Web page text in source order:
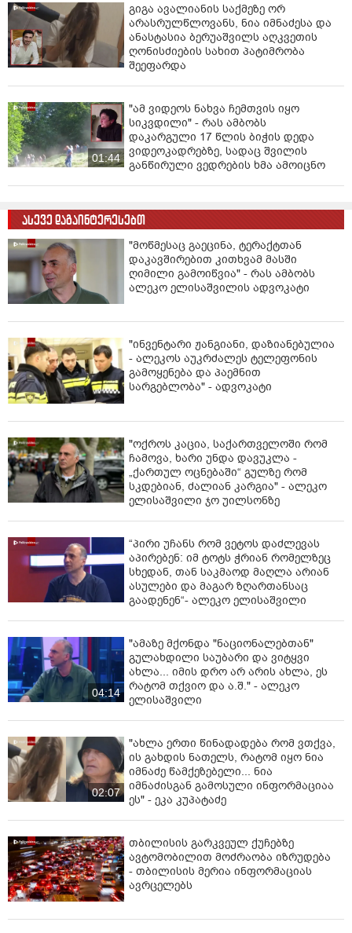
გიგა ავალიანის საქმეზე ორ
არასრულწლოვანს, ნია იმნაძესა და
ანასტასია ბერუაშვილს აღკვეთის
ღონისძიების სახით პატიმრობა
შეეფარდა
01:44
"ამ ვიდეოს ნახვა ჩემთვის იყო
სიკვდილი" - რას ამბობს
დაკარგული 17 წლის ბიჭის დედა
ვიდეოკადრებზე, სადაც შვილის
განწირული ვედრების ხმა ამოიცნო
ასევე დაგაინტერესებთ
"მოწმესაც გაეცინა, ტერაქტთან
დაკავშირებით კითხვამ მასში
ღიმილი გამოიწვია" - რას ამბობს
ალეკო ელისაშვილის ადვოკატი
"ინვენტარი ჟანგიანი, დაზიანებულია
- ალეკოს აუკრძალეს ტელეფონის
გამოყენება და პაემნით
სარგებლობა" - ადვოკატი
"ოქროს კაცია, საქართველოში რომ
ჩამოვა, ხარი უნდა დავუკლა -
„ქართულ ოცნებაში“ გულზე რომ
სკდებიან, ძალიან კარგია" - ალეკო
ელისაშვილი ჯო უილსონზე
“პირი უჩანს რომ ვეტოს დაძლევას
აპირებენ: იმ ტოტს ჭრიან რომელზეც
სხედან, თან საკმაოდ მაღლა არიან
ასულები და მაგარ ზღართანსაც
გაადენენ“- ალეკო ელისაშვილი
04:14
"ამაზე მქონდა "ნაციონალებთან"
გულახდილი საუბარი და ვიტყვი
ახლა... იმის დრო არ არის ახლა, ეს
რატომ თქვიო და ა.შ." - ალეკო
ელისაშვილი
02:07
"ახლა ერთი წინადადება რომ ვთქვა,
ის გახდის ნათელს, რატომ იყო ნია
იმნაძე წამქეზებელი... ნია
იმნაძისგან გამოსული ინფორმაციაა
ეს" - ეკა კუპატაძე
თბილისის გარკვეულ ქუჩებზე
ავტომობილით მოძრაობა იზრუდება
- თბილისის მერია ინფორმაციას
ავრცელებს